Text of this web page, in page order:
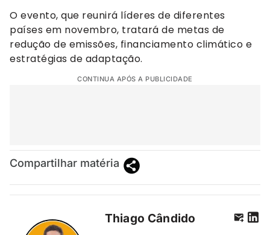
O evento, que reunirá líderes de diferentes
países em novembro, tratará de metas de
redução de emissões, financiamento climático e
estratégias de adaptação.
CONTINUA APÓS A PUBLICIDADE
Compartilhar matéria
Thiago Cândido